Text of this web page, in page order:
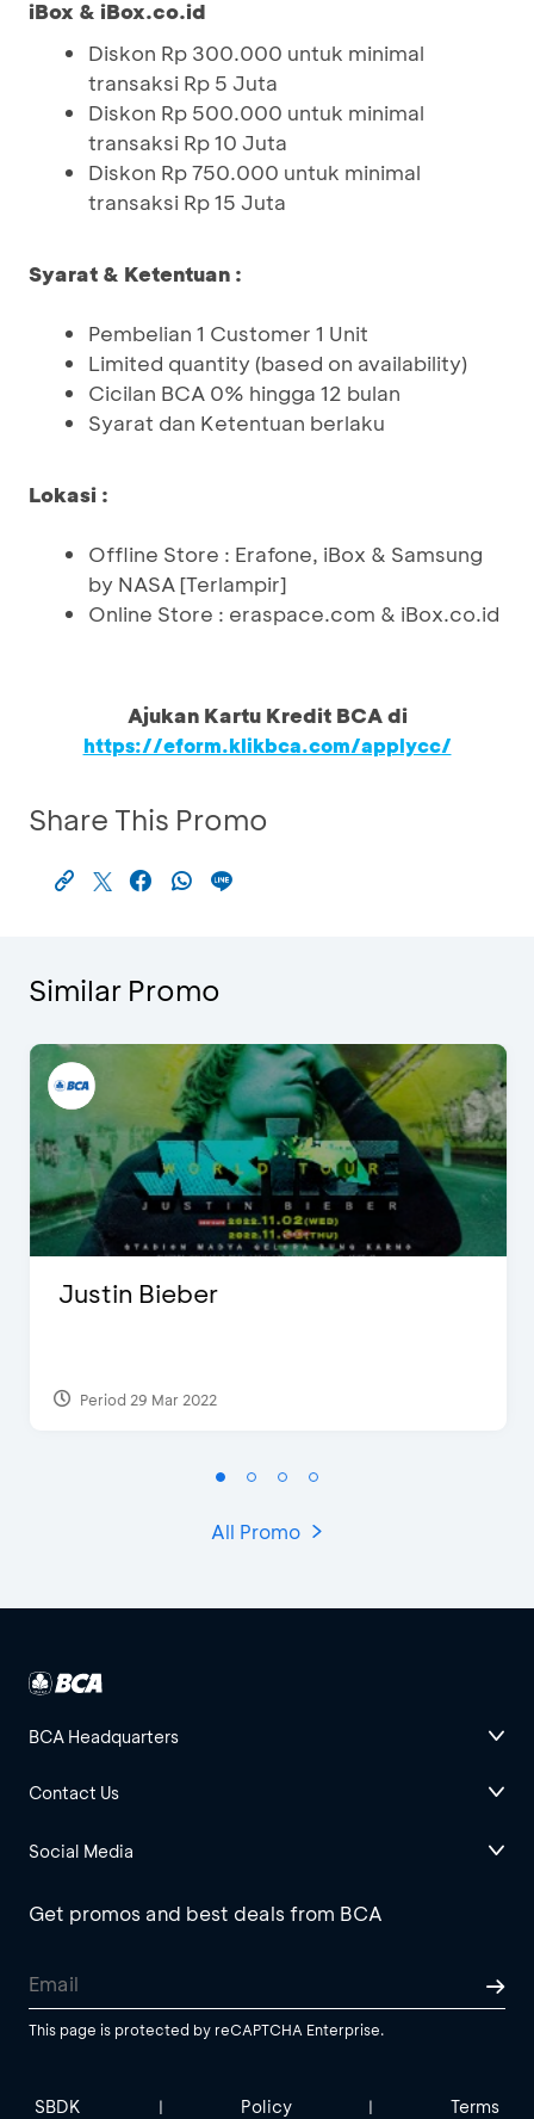
iBox & iBox.co.id
Diskon Rp 300.000 untuk minimal
transaksi Rp 5 Juta
Diskon Rp 500.000 untuk minimal
transaksi Rp 10 Juta
Diskon Rp 750.000 untuk minimal
transaksi Rp 15 Juta
Syarat & Ketentuan :
Pembelian 1 Customer 1 Unit
Limited quantity (based on availability)
Cicilan BCA 0% hingga 12 bulan
Syarat dan Ketentuan berlaku
Lokasi :
Offline Store : Erafone, iBox & Samsung
by NASA [Terlampir]
Online Store : eraspace.com & iBox.co.id
Ajukan Kartu Kredit BCA di
https://eform.klikbca.com/applycc/
Share This Promo
Similar Promo
Justin Bieber
Period 29 Mar 2022
All Promo
BCA Headquarters
Contact Us
Social Media
Get promos and best deals from BCA
This page is protected by reCAPTCHA Enterprise.
SBDK | Policy | Terms